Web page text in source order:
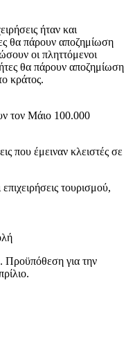
ήταν και
θα πάρουν αποζημίωση
οι πληττόμενοι
θα πάρουν αποζημίωση
κράτος.
τον Μάιο 100.000
που έμειναν κλειστές σε
τουρισμού,
Προϋπόθεση για την